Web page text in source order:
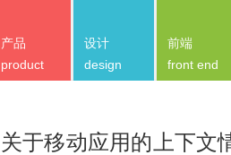
产品
product
设计
design
前端
front end
关于移动应用的上下文